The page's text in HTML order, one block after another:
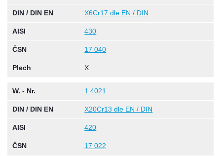
DIN / DIN EN X6Cr17 dle EN / DIN
AISI 430
ČSN 17 040
Plech X
W. - Nr. 1.4021
DIN / DIN EN X20Cr13 dle EN / DIN
AISI 420
ČSN 17 022